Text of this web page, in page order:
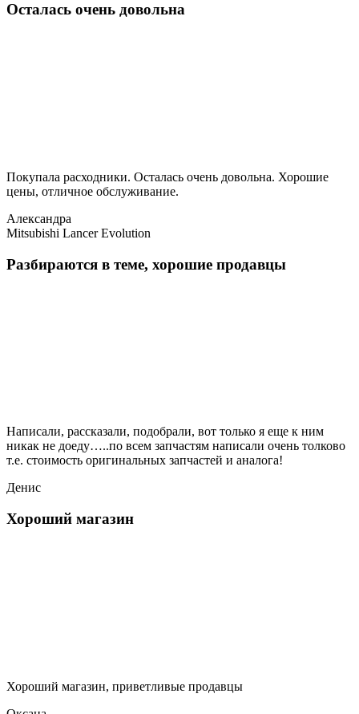
Осталась очень довольна
Покупала расходники. Осталась очень довольна. Хорошие
цены, отличное обслуживание.
Александра
Mitsubishi Lancer Evolution
Разбираются в теме, хорошие продавцы
Написали, рассказали, подобрали, вот только я еще к ним
никак не доеду…..по всем запчастям написали очень толково
т.е. стоимость оригинальных запчастей и аналога!
Денис
Хороший магазин
Хороший магазин, приветливые продавцы